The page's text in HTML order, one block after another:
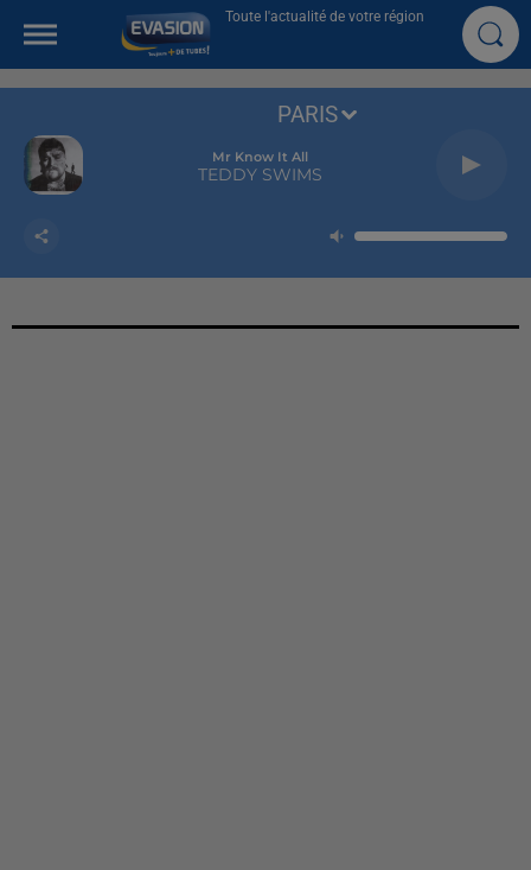
Toute l'actualité de votre région
Mr Know It All
TEDDY SWIMS
PARIS